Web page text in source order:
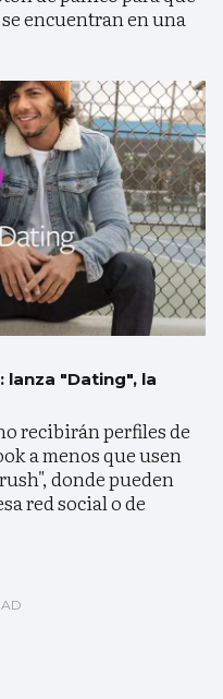
encuentran en una
lanza "Dating", la
recibirán perfiles de
a menos que usen
donde pueden
red social o de